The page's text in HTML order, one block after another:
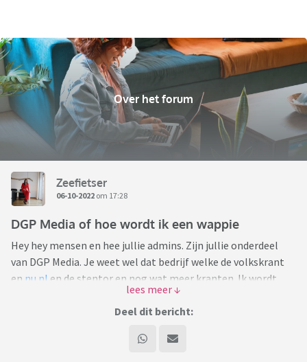
Over het forum
Zeefietser
06-10-2022 om 17:28
DGP Media of hoe wordt ik een wappie
Hey hey mensen en hee jullie admins. Zijn jullie onderdeel
van DGP Media. Je weet wel dat bedrijf welke de volkskrant
en nu.nl en de stentor en nog wat meer kranten. Ik wordt
langzaam aan een wappie. Want op bepaalde sites wordt ik
geblocked, geeft niks. Things are what they are. Maar ik
tiktok lekker door. Wat ik wil met dit topic ik weet het niet.
Deel dit bericht: